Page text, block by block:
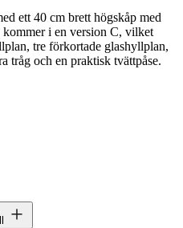
ett 40 cm brett högskåp med
kommer i en version C, vilket
tre förkortade glashyllplan,
tråg och en praktisk tvättpåse.